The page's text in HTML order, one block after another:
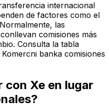
internacional
de factores como el
las
comisiones más
Consulta la tabla
banka comisiones
Xe en lugar